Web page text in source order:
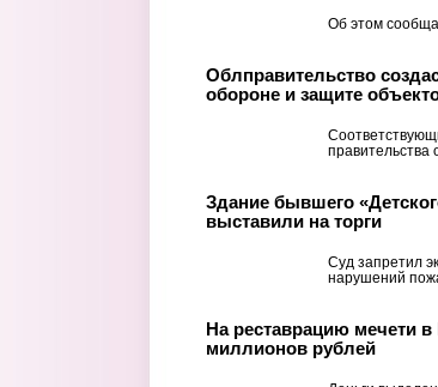
Об этом
Облправительство
обороне и защите
правительства
Здание бывшего
выставили на торги
Суд запретил
нарушений
На реставрацию мечети
миллионов рублей